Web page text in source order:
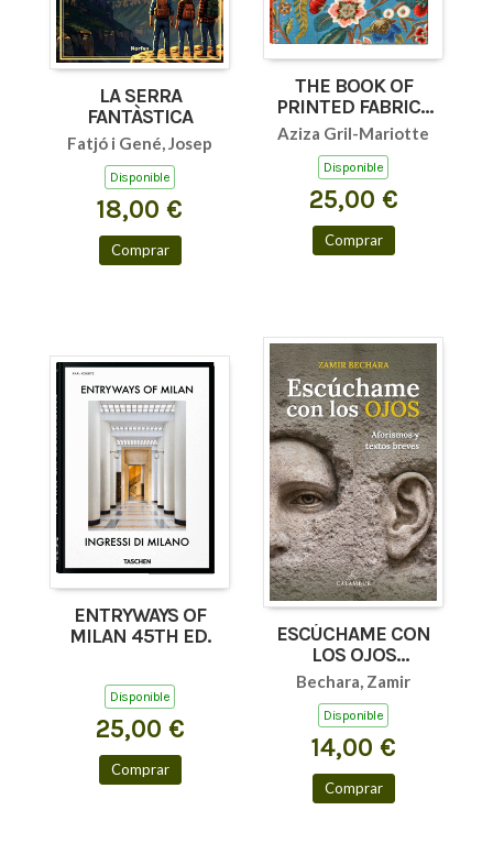
LA SERRA
FANTÀSTICA
Fatjó i Gené, Josep
Disponible
18,00 €
Comprar
THE BOOK OF
PRINTED FABRICS
45TH ED.
Aziza Gril-Mariotte
Disponible
25,00 €
Comprar
ENTRYWAYS OF
MILAN 45TH ED.
Disponible
25,00 €
Comprar
ESCÚCHAME CON
LOS OJOS
(AFORISMOS Y
TEXTOS BREVES)
Bechara, Zamir
Disponible
14,00 €
Comprar